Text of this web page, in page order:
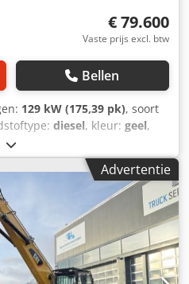
€ 79.600
Vaste prijs excl. btw
Bellen
129 kW (175,39 pk), soort
diesel, kleur: geel,
, emissieklasse:
2019, bedrijfsturen:7.162 h,
brandstof:diesel, Uitrusting:
, * Achteruitrijcamera
CAT CW-20-
dieplepel 1,00 m + 0,50 m *
gebruikte machine,
Advertentie